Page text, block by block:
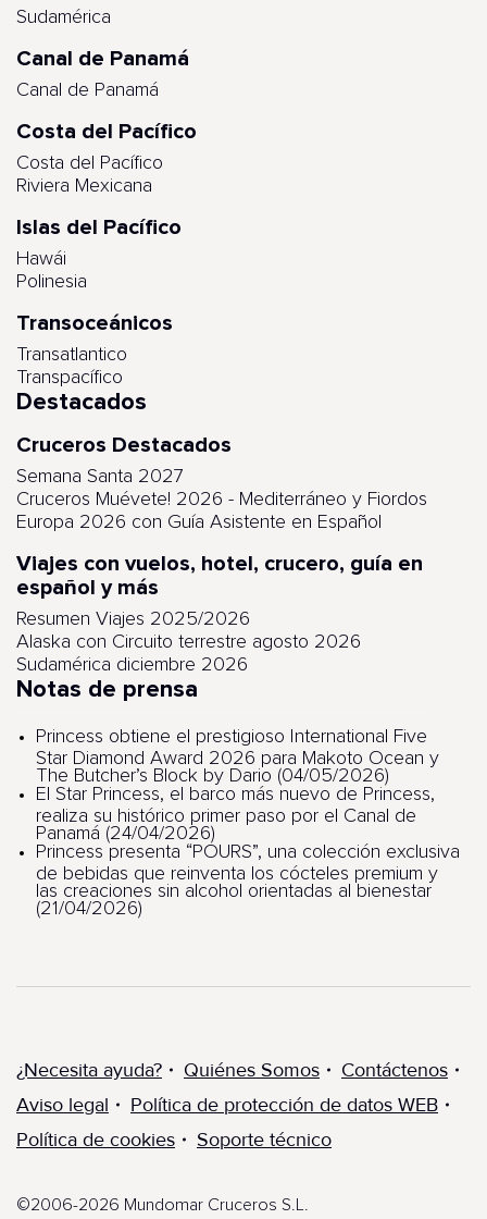
Sudamérica
Canal de Panamá
Canal de Panamá
Costa del Pacífico
Costa del Pacífico
Riviera Mexicana
Islas del Pacífico
Hawái
Polinesia
Transoceánicos
Transatlantico
Transpacífico
Destacados
Cruceros Destacados
Semana Santa 2027
Cruceros Muévete! 2026 - Mediterráneo y Fiordos
Europa 2026 con Guía Asistente en Español
Viajes con vuelos, hotel, crucero, guía en
español y más
Resumen Viajes 2025/2026
Alaska con Circuito terrestre agosto 2026
Sudamérica diciembre 2026
Notas de prensa
Princess obtiene el prestigioso International Five
Star Diamond Award 2026 para Makoto Ocean y
The Butcher’s Block by Dario (04/05/2026)
El Star Princess, el barco más nuevo de Princess,
realiza su histórico primer paso por el Canal de
Panamá (24/04/2026)
Princess presenta “POURS”, una colección exclusiva
de bebidas que reinventa los cócteles premium y
las creaciones sin alcohol orientadas al bienestar
(21/04/2026)
¿Necesita ayuda? Quiénes Somos
Contáctenos
Aviso legal
Política de protección de datos WEB
Política de cookies
Soporte técnico
©2006-2026 Mundomar Cruceros S.L.